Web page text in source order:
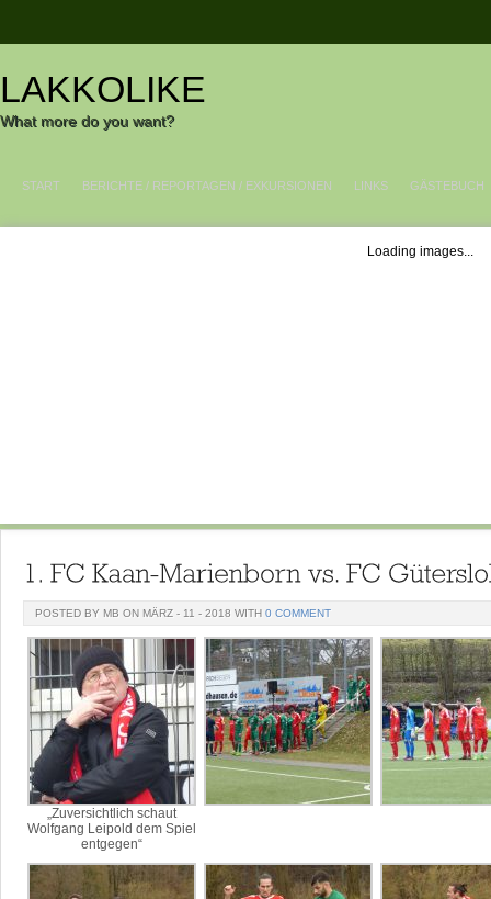
LAKKOLIKE
What more do you want?
START BERICHTE / REPORTAGEN / EXKURSIONEN LINKS GÄSTEBUCH
Loading images...
POSTED BY MB ON MÄRZ - 11 - 2018 WITH 0 COMMENT
„Zuversichtlich schaut
Wolfgang Leipold dem Spiel
entgegen“